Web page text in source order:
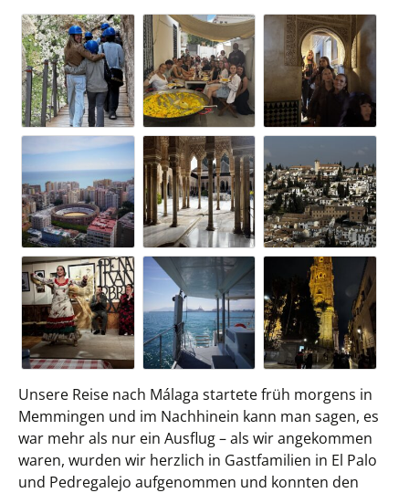
Unsere Reise nach Málaga startete früh morgens in
Memmingen und im Nachhinein kann man sagen, es
war mehr als nur ein Ausflug – als wir angekommen
waren, wurden wir herzlich in Gastfamilien in El Palo
und Pedregalejo aufgenommen und konnten den